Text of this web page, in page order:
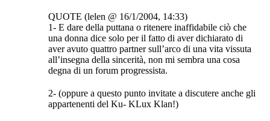
QUOTE (lelen @ 16/1/2004, 14:33)
1- E dare della puttana o ritenere inaffidabile ciò che
una donna dice solo per il fatto di aver dichiarato di
aver avuto quattro partner sull’arco di una vita vissuta
all’insegna della sincerità, non mi sembra una cosa
degna di un forum progressista.
2- (oppure a questo punto invitate a discutere anche gli
appartenenti del Ku- KLux Klan!)